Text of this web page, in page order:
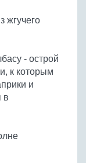
жгучего
- острой
к которым
и
в